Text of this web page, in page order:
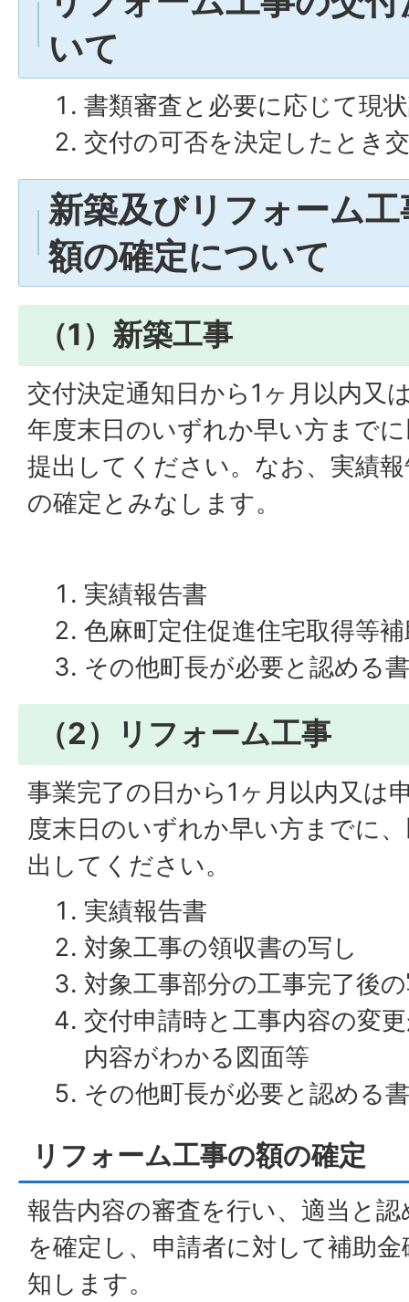
いて
書類審査と必要に応じて現
交付の可否を決定したとき
新築及びリフォーム
額の確定について
（1）新築工事
交付決定通知日から1ヶ月以内又
年度末日のいずれか早い方まで
提出してください。なお、実績
の確定とみなします。
実績報告書
色麻町定住促進住宅取得等
その他町長が必要と認める
（2）リフォーム工事
事業完了の日から1ヶ月以内又は
度末日のいずれか早い方までに
出してください。
実績報告書
対象工事の領収書の写し
対象工事部分の工事完了後
交付申請時と工事内容の変
内容がわかる図面等
その他町長が必要と認める
リフォーム工事の額の確定
報告内容の審査を行い、適当と
を確定し、申請者に対して補助
知します。